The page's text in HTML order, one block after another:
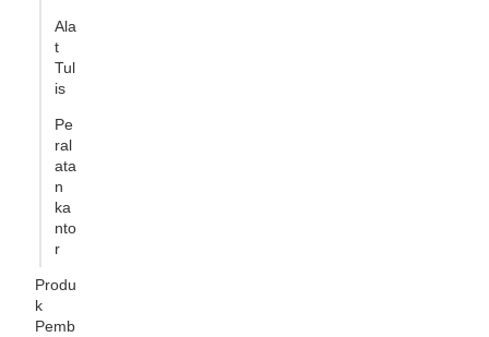
Ala
t
Tul
is
Pe
ral
ata
n
ka
nto
r
Produ
k
Pemb